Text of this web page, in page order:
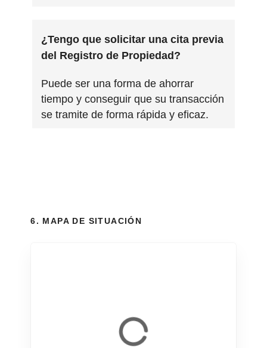
¿Tengo que solicitar una cita previa
del Registro de Propiedad?
Puede ser una forma de ahorrar
tiempo y conseguir que su transacción
se tramite de forma rápida y eficaz.
6. MAPA DE SITUACIÓN